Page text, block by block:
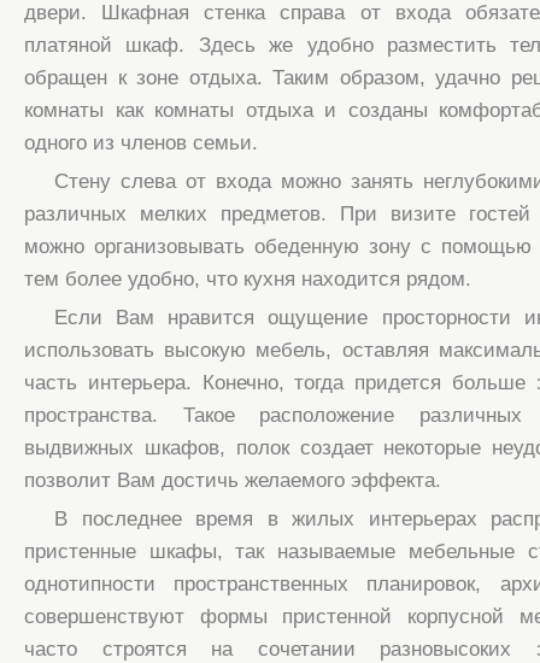
двери. Шкафная стенка справа от входа
платяной шкаф. Здесь же удобно разместить
обращен к зоне отдыха. Таким образом, удачно
комнаты как комнаты отдыха и созданы
одного из членов семьи.
Стену слева от входа можно занять
различных мелких предметов. При визите
можно организовывать обеденную зону с помощью
тем более удобно, что кухня находится рядом.
Если Вам нравится ощущение просторности
использовать высокую мебель, оставляя
часть интерьера. Конечно, тогда придется
пространства. Такое расположение
выдвижных шкафов, полок создает некоторые
позволит Вам достичь желаемого эффекта.
В последнее время в жилых интерьерах
пристенные шкафы, так называемые мебельные
однотипности пространственных планировок,
совершенствуют формы пристенной корпусной
часто строятся на сочетании разновысоких